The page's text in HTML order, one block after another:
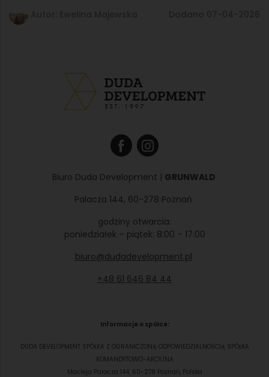
Biuro Duda Development | GRUNWALD
Palacza 144, 60-278 Poznań
godziny otwarcia:
poniedziałek – piątek: 8:00 – 17:00
biuro@dudadevelopment.pl
+48 61 646 84 44
Informacje o spółce:
DUDA DEVELOPMENT SPÓŁKA Z OGRANICZONĄ ODPOWIEDZIALNOŚCIĄ SPÓŁKA
KOMANDYTOWO-AKCYJNA
Macieja Palacza 144, 60-278 Poznań, Polska